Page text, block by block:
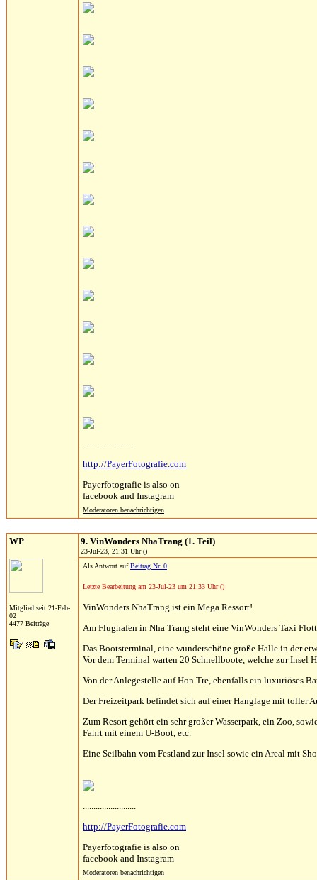
.........................
http://PayerFotografie.com
Payerfotografie is also on
facebook and Instagram
Moderatoren benachrichtigen
WP
Mitglied seit 21-Feb-
02
4477 Beiträge
9. VinWonders NhaTrang (1. Teil)
23-Jul-23, 21:31 Uhr ()
Als Antwort aufBeitrag Nr. 0
Letzte Bearbeitung am 23-Jul-23 um 21:33 Uhr ()
VinWonders NhaTrang ist ein Mega Ressort!
Am Flughafen in Nha Trang steht eine VinWonders Taxi
Das Bootsterminal, eine wunderschöne große Halle in der
Vor dem Terminal warten 20 Schnellboote, welche zur Insel
Von der Anlegestelle auf Hon Tre, ebenfalls ein luxuriöses
Der Freizeitpark befindet sich auf einer Hanglage mit toller
Zum Resort gehört ein sehr großer Wasserpark, ein Zoo,
Fahrt mit einem U-Boot, etc.
Eine Seilbahn vom Festland zur Insel sowie ein Areal mit
.........................
http://PayerFotografie.com
Payerfotografie is also on
facebook and Instagram
Moderatoren benachrichtigen